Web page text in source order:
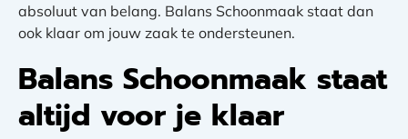
absoluut van belang. Balans Schoonmaak staat dan
ook klaar om jouw zaak te ondersteunen.
Balans Schoonmaak staat
altijd voor je klaar